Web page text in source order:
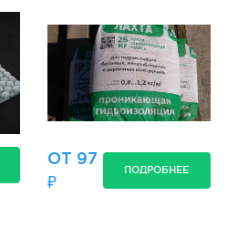
ОТ 97
₽
ПОДРОБНЕЕ